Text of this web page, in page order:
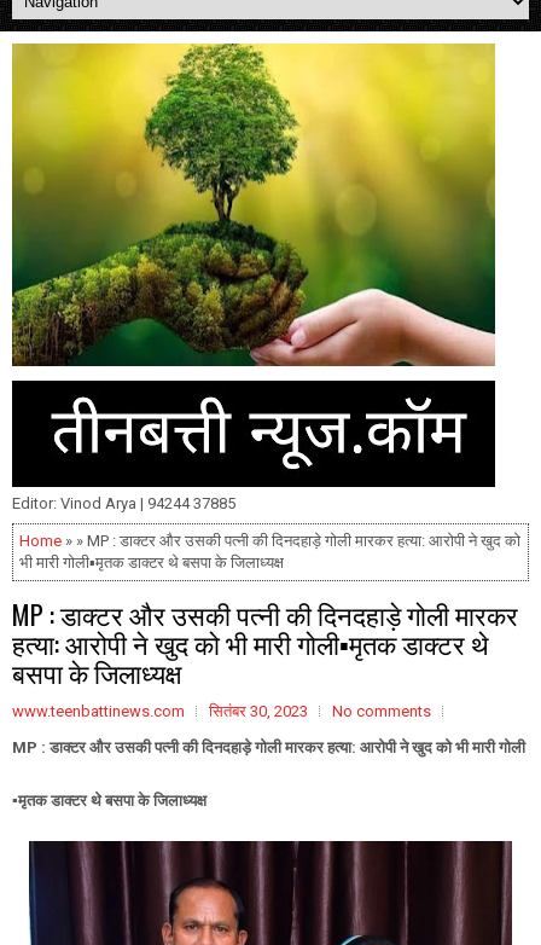
Editor: Vinod Arya | 94244 37885
Home » » MP : डाक्टर और उसकी पत्नी की दिनदहाड़े गोली मारकर हत्या: आरोपी ने खुद को
भी मारी गोली▪️मृतक डाक्टर थे बसपा के जिलाध्यक्ष
MP : डाक्टर और उसकी पत्नी की दिनदहाड़े गोली मारकर
हत्या: आरोपी ने खुद को भी मारी गोली▪️मृतक डाक्टर थे
बसपा के जिलाध्यक्ष
www.teenbattinews.com सितंबर 30, 2023
No comments
MP : डाक्टर और उसकी पत्नी की दिनदहाड़े गोली मारकर हत्या: आरोपी ने खुद को भी मारी गोली
▪️मृतक डाक्टर थे बसपा के जिलाध्यक्ष